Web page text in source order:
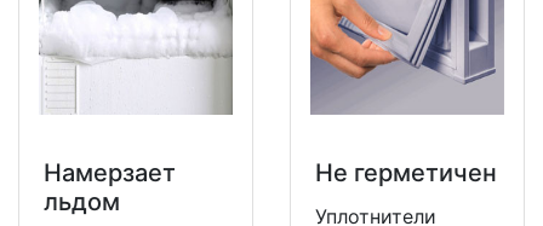
Намерзает
льдом
Не герметичен
Уплотнители